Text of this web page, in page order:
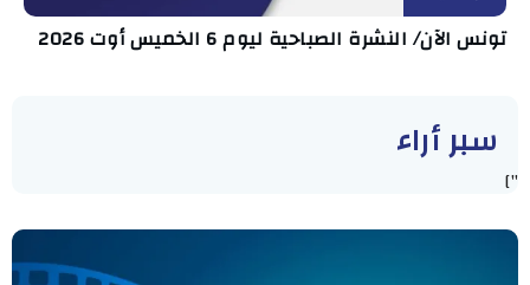
تونس الآن/ النشرة الصباحية ليوم 6 الخميس أوت 2026
سبر أراء
"]